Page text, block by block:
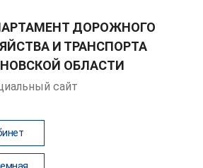
ДОРОЖНОГО
И ТРАНСПОРТА
ОБЛАСТИ
сайт